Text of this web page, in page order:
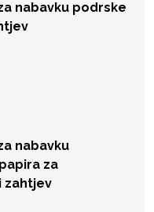
nabavku podrske
nabavku
za
zahtjev